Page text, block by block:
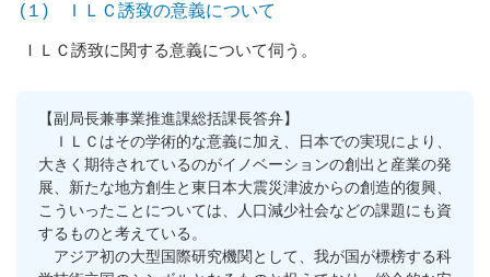
(１) ＩＬＣ誘致の意義について
ＩＬＣ誘致に関する意義について伺う。
【副局長兼事業推進課総括課長答弁】
ＩＬＣはその学術的な意義に加え、日本での実現により、
大きく期待されているのがイノベーションの創出と産業の発
展、新たな地方創生と東日本大震災津波からの創造的復興、
こういったことについては、人口減少社会などの課題にも資
するものと考えている。
アジア初の大型国際研究機関として、我が国が標榜する科